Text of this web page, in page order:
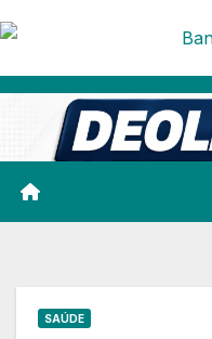
Skip
content
SAÚDE